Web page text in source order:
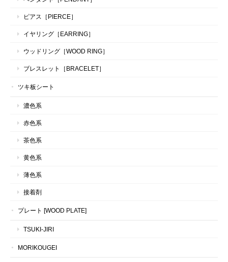
ピアス［PIERCE］
イヤリング［EARRING］
ウッドリング［WOOD RING］
ブレスレット［BRACELET］
ツキ板シート
濃色系
赤色系
茶色系
黄色系
薄色系
接着剤
プレート [WOOD PLATE]
TSUKI-JIRI
MORIKOUGEI